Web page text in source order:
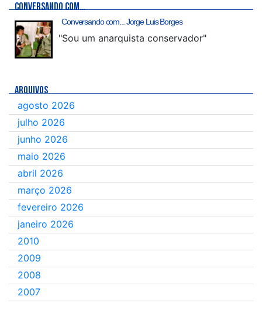
CONVERSANDO COM…
Conversando com... Jorge Luis Borges
"Sou um anarquista conservador"
ARQUIVOS
agosto 2026
julho 2026
junho 2026
maio 2026
abril 2026
março 2026
fevereiro 2026
janeiro 2026
2010
2009
2008
2007